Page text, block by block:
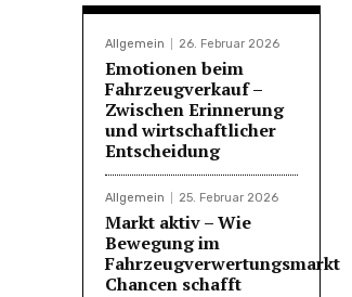
Allgemein 26. Februar 2026
Emotionen beim
Fahrzeugverkauf –
Zwischen Erinnerung
und wirtschaftlicher
Entscheidung
Allgemein 25. Februar 2026
Markt aktiv – Wie
Bewegung im
Fahrzeugverwertungsmarkt
Chancen schafft